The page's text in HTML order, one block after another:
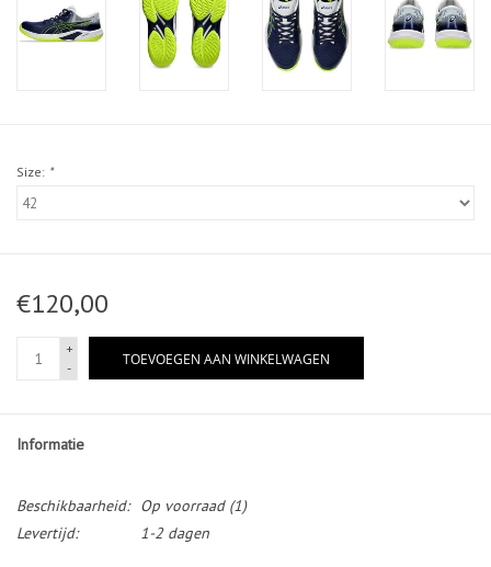
Size: *
€120,00
+
-
TOEVOEGEN AAN WINKELWAGEN
Informatie
Beschikbaarheid: Op voorraad(1)
Levertijd:
1-2 dagen